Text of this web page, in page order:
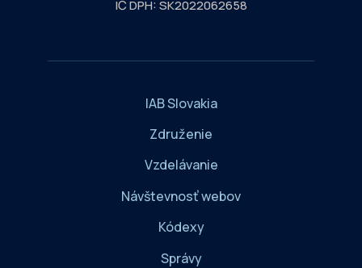
IČ DPH: SK2022062658
IAB Slovakia
Združenie
Vzdelávanie
Návštevnosť webov
Kódexy
Správy